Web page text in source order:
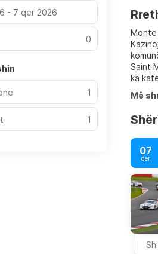
Monte
Saint
ka
Më
07
qer
- 7 qer 2026
0
1
1